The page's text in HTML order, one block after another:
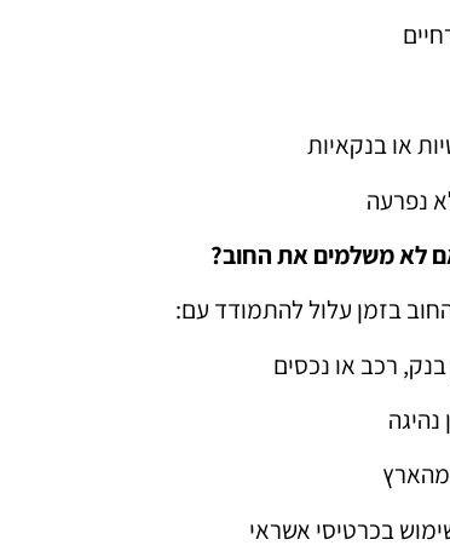
או בנקאיות
נפרעה
לא משלמים את החוב?
בזמן עלול להתמודד עם:
בנק, רכב או נכסים
נהיגה
מהארץ
בכרטיסי אשראי